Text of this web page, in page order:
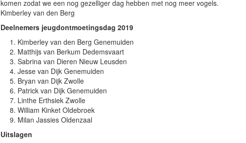
komen zodat we een nog gezelliger dag hebben met nog meer vogels.
Kimberley van den Berg
Deelnemers jeugdontmoetingsdag 2019
Kimberley van den Berg Genemuiden
Matthijs van Berkum Dedemsvaart
Sabrina van Dieren Nieuw Leusden
Jesse van Dijk Genemuiden
Bryan van Dijk Zwolle
Patrick van Dijk Genemuiden
Linthe Erthsiek Zwolle
William Kinket Oldebroek
Milan Jassies Oldenzaal
Uitslagen